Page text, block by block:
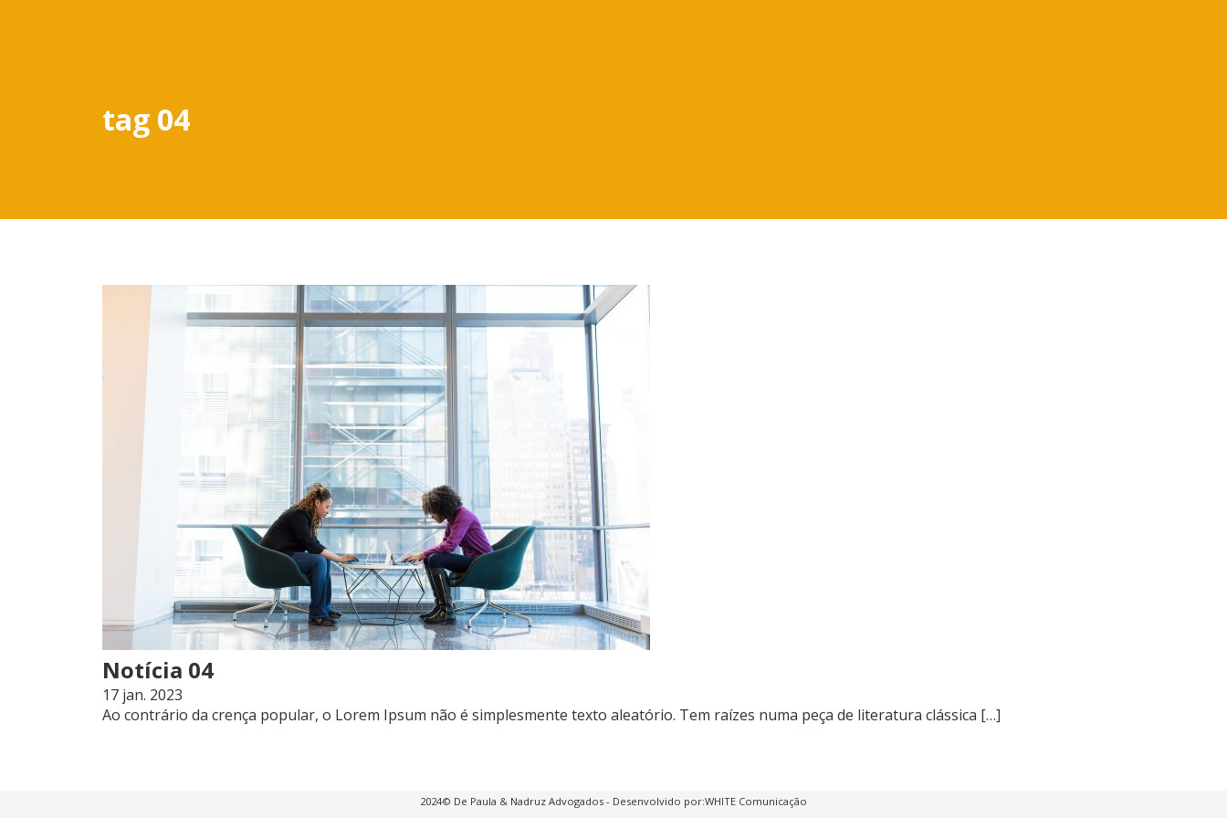
tag 04
Notícia 04
17 jan. 2023
Ao contrário da crença popular, o Lorem Ipsum não é simplesmente texto aleatório. Tem raízes numa peça de literatura clássica […]
2024© De Paula & Nadruz Advogados - Desenvolvido por:WHITE Comunicação